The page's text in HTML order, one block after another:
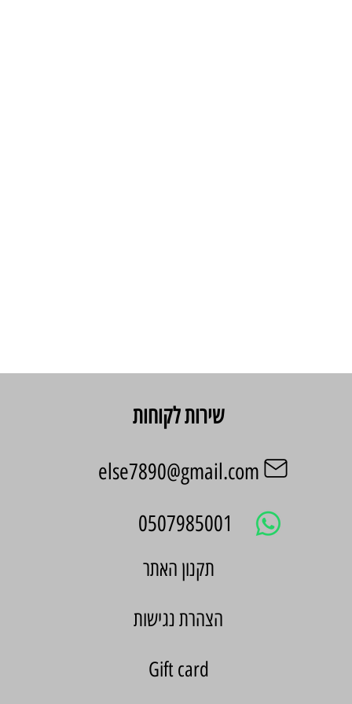
שירות לקוחות
else7890@gmail.com
0507985001
הצהרת נגישות
Gift card